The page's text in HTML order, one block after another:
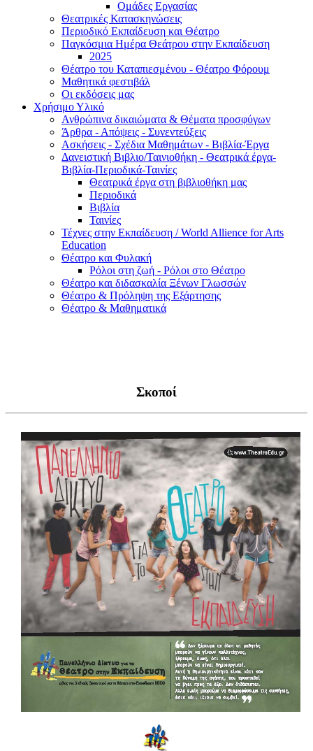
Ομάδες Εργασίας
Θεατρικές Κατασκηνώσεις
Περιοδικό Εκπαίδευση και Θέατρο
Παγκόσμια Ημέρα Θεάτρου στην Εκπαίδευση
2025
Θέατρο του Καταπιεσμένου - Θέατρο Φόρουμ
Μαθητικά φεστιβάλ
Οι εκδόσεις μας
Χρήσιμο Υλικό
Ανθρώπινα δικαιώματα & Θέματα προσφύγων
Άρθρα - Απόψεις - Συνεντεύξεις
Ασκήσεις - Σχέδια Μαθημάτων - Βιβλία-Έργα
Δανειστική Βιβλιο/Ταινιοθήκη - Θεατρικά έργα-
Βιβλία-Περιοδικά-Ταινίες
Θεατρικά έργα στη βιβλιοθήκη μας
Περιοδικά
Βιβλία
Ταινίες
Τέχνες στην Εκπαίδευση / World Allience for Arts
Education
Θέατρο και Φυλακή
Ρόλοι στη ζωή - Ρόλοι στο Θέατρο
Θέατρο και διδασκαλία Ξένων Γλωσσών
Θέατρο & Πρόληψη της Εξάρτησης
Θέατρο & Μαθηματικά
Σκοποί